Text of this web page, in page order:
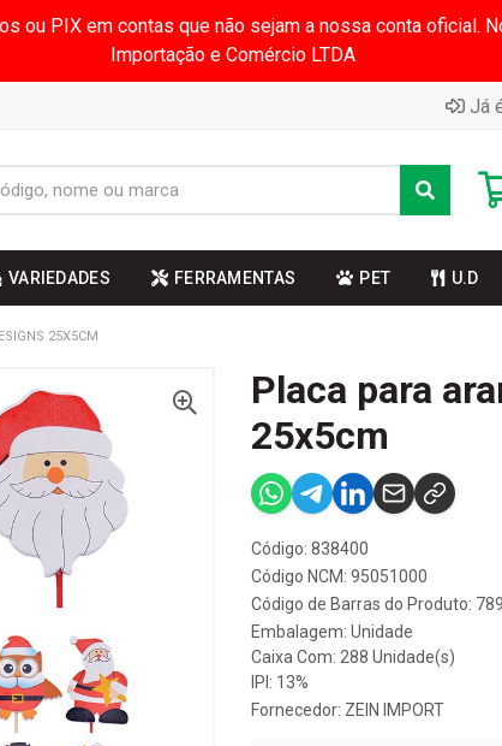
ou PIX em contas que não sejam a nossa conta oficial.
Importação e Comércio LTDA
Já
VARIEDADES FERRAMENTAS PET U.D
25X5CM
Placa para
25x5cm
Código: 838400
Código NCM: 95051000
Código de Barras do Produto:
Embalagem: Unidade
Caixa Com: 288 Unidade(s)
IPI: 13%
Fornecedor: ZEIN IMPORT